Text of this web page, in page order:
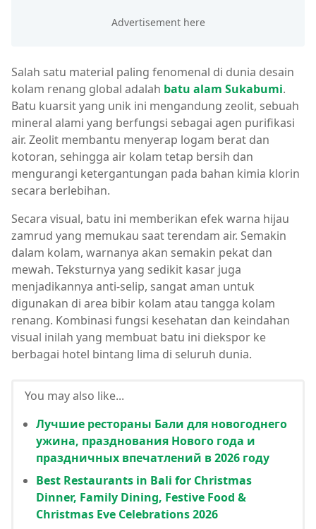
Salah satu material paling fenomenal di dunia desain
kolam renang global adalah batu alam Sukabumi.
Batu kuarsit yang unik ini mengandung zeolit, sebuah
mineral alami yang berfungsi sebagai agen purifikasi
air. Zeolit membantu menyerap logam berat dan
kotoran, sehingga air kolam tetap bersih dan
mengurangi ketergantungan pada bahan kimia klorin
secara berlebihan.
Secara visual, batu ini memberikan efek warna hijau
zamrud yang memukau saat terendam air. Semakin
dalam kolam, warnanya akan semakin pekat dan
mewah. Teksturnya yang sedikit kasar juga
menjadikannya anti-selip, sangat aman untuk
digunakan di area bibir kolam atau tangga kolam
renang. Kombinasi fungsi kesehatan dan keindahan
visual inilah yang membuat batu ini diekspor ke
berbagai hotel bintang lima di seluruh dunia.
You may also like...
Лучшие рестораны Бали для новогоднего
ужина, празднования Нового года и
праздничных впечатлений в 2026 году
Best Restaurants in Bali for Christmas
Dinner, Family Dining, Festive Food &
Christmas Eve Celebrations 2026